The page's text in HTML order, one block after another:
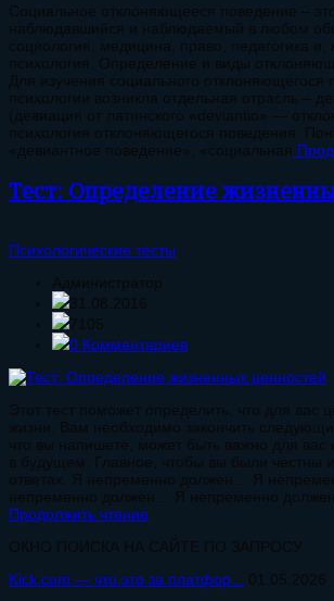
Социальное отклоняющееся поведение –
наблюдавшийся и наблюдаемый в любом
социология, медицина, право, педагогика и,
психология. Определение и виды
Для изучения социального отклоняющегося
психологии возникла отдельная отрасль –
(девиация от латинского «deviantio» —
психология отклоняющегося поведения.
«девиантное поведение», «социальная
Тест: Определение
Психологические тесты
Администратор
31.08.2016
7105
0 Комментариев
Этот тест поможет определить, что для вас
жизни. Вам необходимо закончить
что вы напишете, может быть важно для вас
в будущем. Главное, чтобы вы были честны и
ответах. Я непременно должен… Я
непременно должен… Я непременно
Продолжить чтение
ОКНО ПОИСКА НА САЙТЕ ПО ЗАПРОСУ
Kick.com — что это за платфор...
01.05.2026